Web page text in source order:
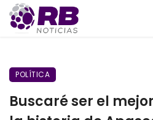
POLÍTICA
Buscaré ser el